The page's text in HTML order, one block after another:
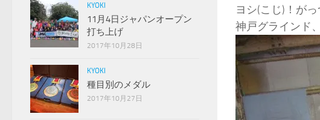
ヨシ(こじ)！が
神戸グラインド
KYOKI
11月4日ジャパンオープン
打ち上げ
2017年10月28日
KYOKI
種目別のメダル
2017年10月27日